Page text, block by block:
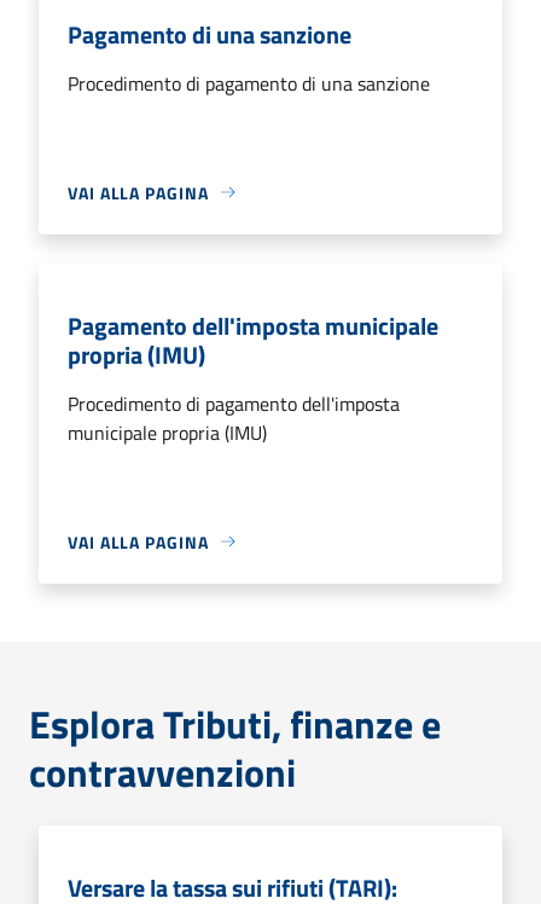
Pagamento di una sanzione
Procedimento di pagamento di una sanzione
VAI ALLA PAGINA
Pagamento dell'imposta municipale
propria (IMU)
Procedimento di pagamento dell'imposta
municipale propria (IMU)
VAI ALLA PAGINA
Esplora Tributi, finanze e
contravvenzioni
Versare la tassa sui rifiuti (TARI):